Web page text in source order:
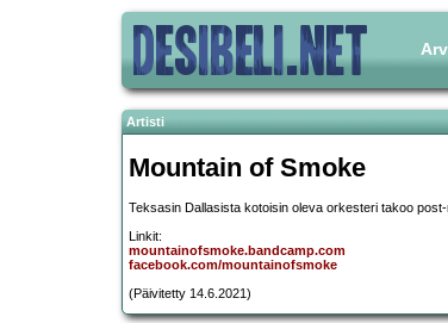
Artisti
Mountain of Smoke
Teksasin Dallasista kotoisin oleva orkesteri takoo
Linkit:
mountainofsmoke.bandcamp.com
facebook.com/mountainofsmoke
(Päivitetty 14.6.2021)